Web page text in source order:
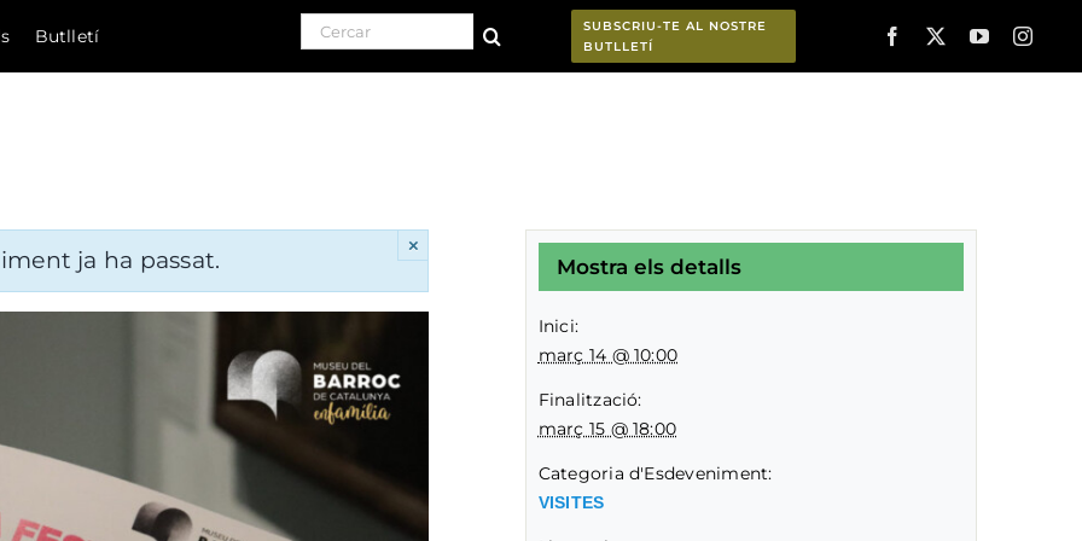
Butlletí Search for:
SUBSCRIU-TE AL NOSTRE
BUTLLETÍ
ja ha passat.
×
Mostra els detalls
Inici:
març 14 @ 10:00
Finalització:
març 15 @ 18:00
Categoria d'Esdeveniment:
VISITES